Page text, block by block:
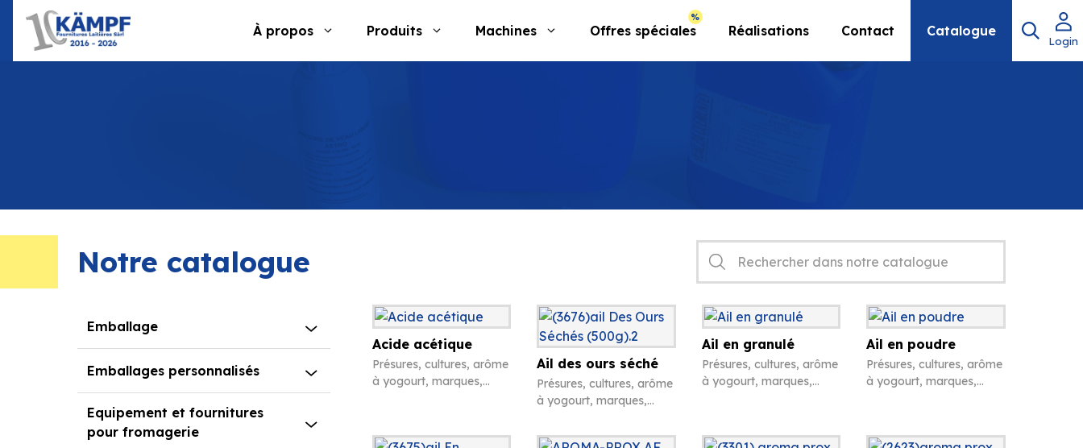
contenu
À propos Produits Machines Offres spéciales Réalisations Contact Catalogue
Login
Notre catalogue
Recherche
de
produits
Acide acétique
Présures, cultures, arôme
à yogourt, marques,
Ail des ours séché
Présures, cultures, arôme
à yogourt, marques,
divers
Ail en granulé
Présures, cultures, arôme
à yogourt, marques,
Ail en poudre
Présures, cultures, arôme
à yogourt, marques,
Emballage
Emballages personnalisés
Equipement et fournitures
pour fromagerie